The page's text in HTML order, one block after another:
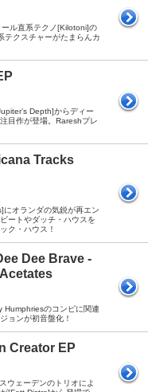
ル直系テクノ[Kilotoni]の
テクスチャーがたまらんカ
Depth]からディー
目作が登場。Rareshプレ
Tracks
オランダの気鋭が再エン
ートやダッチ・ハウスを
ク・ハウス！
Dee Brave -
Humphriesのコンピに関連
ョンが初音盤化！
Creator EP
ウェーデンのトリオによ